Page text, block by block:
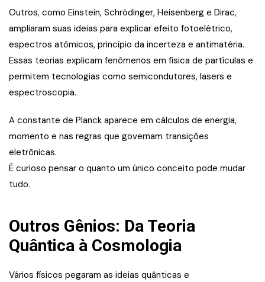
Outros, como Einstein, Schrödinger, Heisenberg e Dirac,
ampliaram suas ideias para explicar efeito fotoelétrico,
espectros atômicos, princípio da incerteza e antimatéria.
Essas teorias explicam fenômenos em física de partículas e
permitem tecnologias como semicondutores, lasers e
espectroscopia.
A constante de Planck aparece em cálculos de energia,
momento e nas regras que governam transições
eletrônicas.
É curioso pensar o quanto um único conceito pode mudar
tudo.
Outros Gênios: Da Teoria
Quântica à Cosmologia
Vários físicos pegaram as ideias quânticas e